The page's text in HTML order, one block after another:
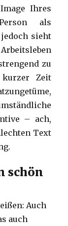
Ihres
als
sieht
zu
Zeit
– ach,
Text
schön
Auch
auch